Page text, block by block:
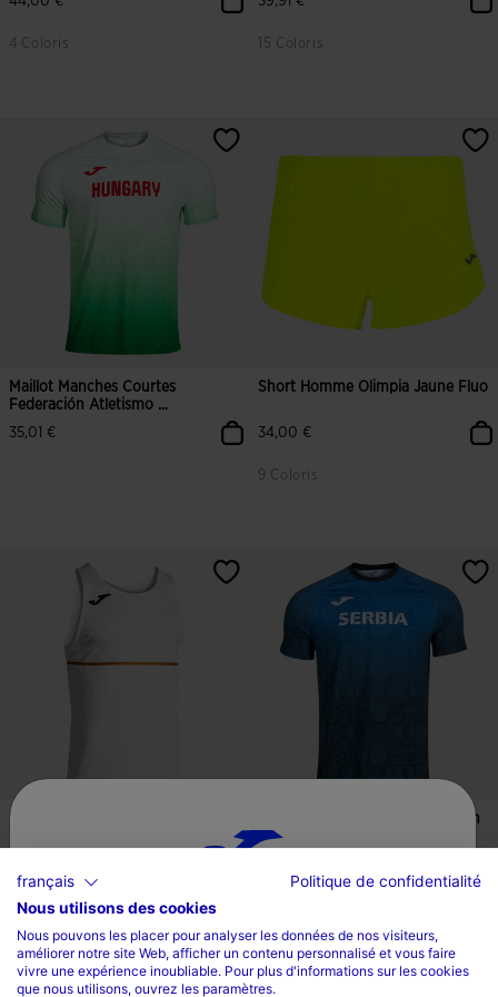
4 Coloris
4,6 sur 5 Évaluation du client
15 Coloris
Maillot Manches Courtes
Federación Atletismo ...
35,01 €
5 sur 5 Évaluation du client
Short Homme Olimpia Jaune Fluo
34,00 €
9 Coloris
5 sur 5 Évaluation du client
Débardeur Sans Manches Homme
11 Coloris
5 sur 5 Évaluation du client
Maillot Manches Courtes Seriban
Athletics Fed...
5 sur 5 Évaluation du client
Sélectionnez un pays et une langue
Pays
français
Politique de confidentialité
Nous utilisons des cookies
Nous pouvons les placer pour analyser les données de nos visiteurs,
améliorer notre site Web, afficher un contenu personnalisé et vous faire
vivre une expérience inoubliable. Pour plus d'informations sur les cookies
que nous utilisons, ouvrez les paramètres.